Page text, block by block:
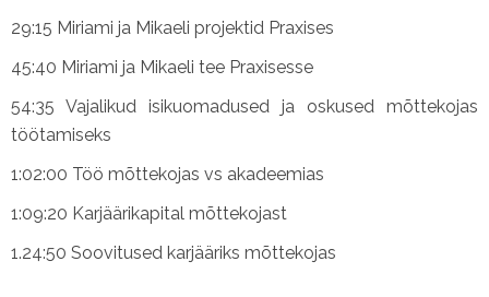
29:15 Miriami ja Mikaeli projektid Praxises
45:40 Miriami ja Mikaeli tee Praxisesse
54:35 Vajalikud isikuomadused ja oskused mõttekojas
töötamiseks
1:02:00 Töö mõttekojas vs akadeemias
1:09:20 Karjäärikapital mõttekojast
1.24:50 Soovitused karjääriks mõttekojas